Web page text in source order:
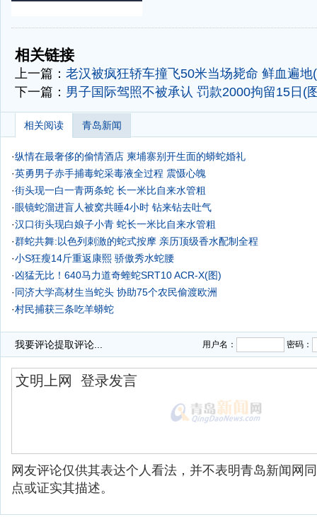
-
相关链接
上一篇： 老汉被疯狂轿车撞飞50米当场毙命 鲜血遍地
下一篇： 男子国际驾照不被承认 罚款2000拘留15日(
相关阅读 青岛新闻
·纵情在最奢侈的偷情酒店 柬埔寨别开生面的蟒蛇婚礼
·英勇男子赤手捕毒蛇采毒液全过程 震慑心魄
·街头现一白一青两条蛇 长一米比自来水管粗
·眼镜蛇溜进盲人被窝共睡4小时 钻来钻去吐气
·汉口街头现白娘子小青 蛇长一米比自来水管粗
·群蛇共舞:以色列刺激的蛇式按摩 亲历顶级香水配制全程
·小S狂瘦14斤重返康熙 骄傲秀水蛇腰
·凶猛无比！640马力道奇蝰蛇SRT10 ACR-X(图)
·同济大学高材生当蛇头 协助75个农民偷渡欧洲
·村民捕获三条吃羊蟒蛇
我要评论提取评论... 用户名： 密码：
网友评论仅供其表达个人看法，并不表明青岛新闻网
点或证实其描述。